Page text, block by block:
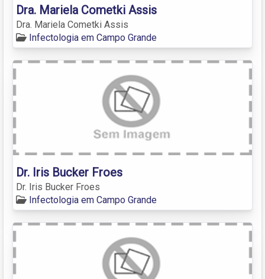
Dra. Mariela Cometki Assis
Dra. Mariela Cometki Assis
Infectologia em Campo Grande
Dr. Iris Bucker Froes
Dr. Iris Bucker Froes
Infectologia em Campo Grande